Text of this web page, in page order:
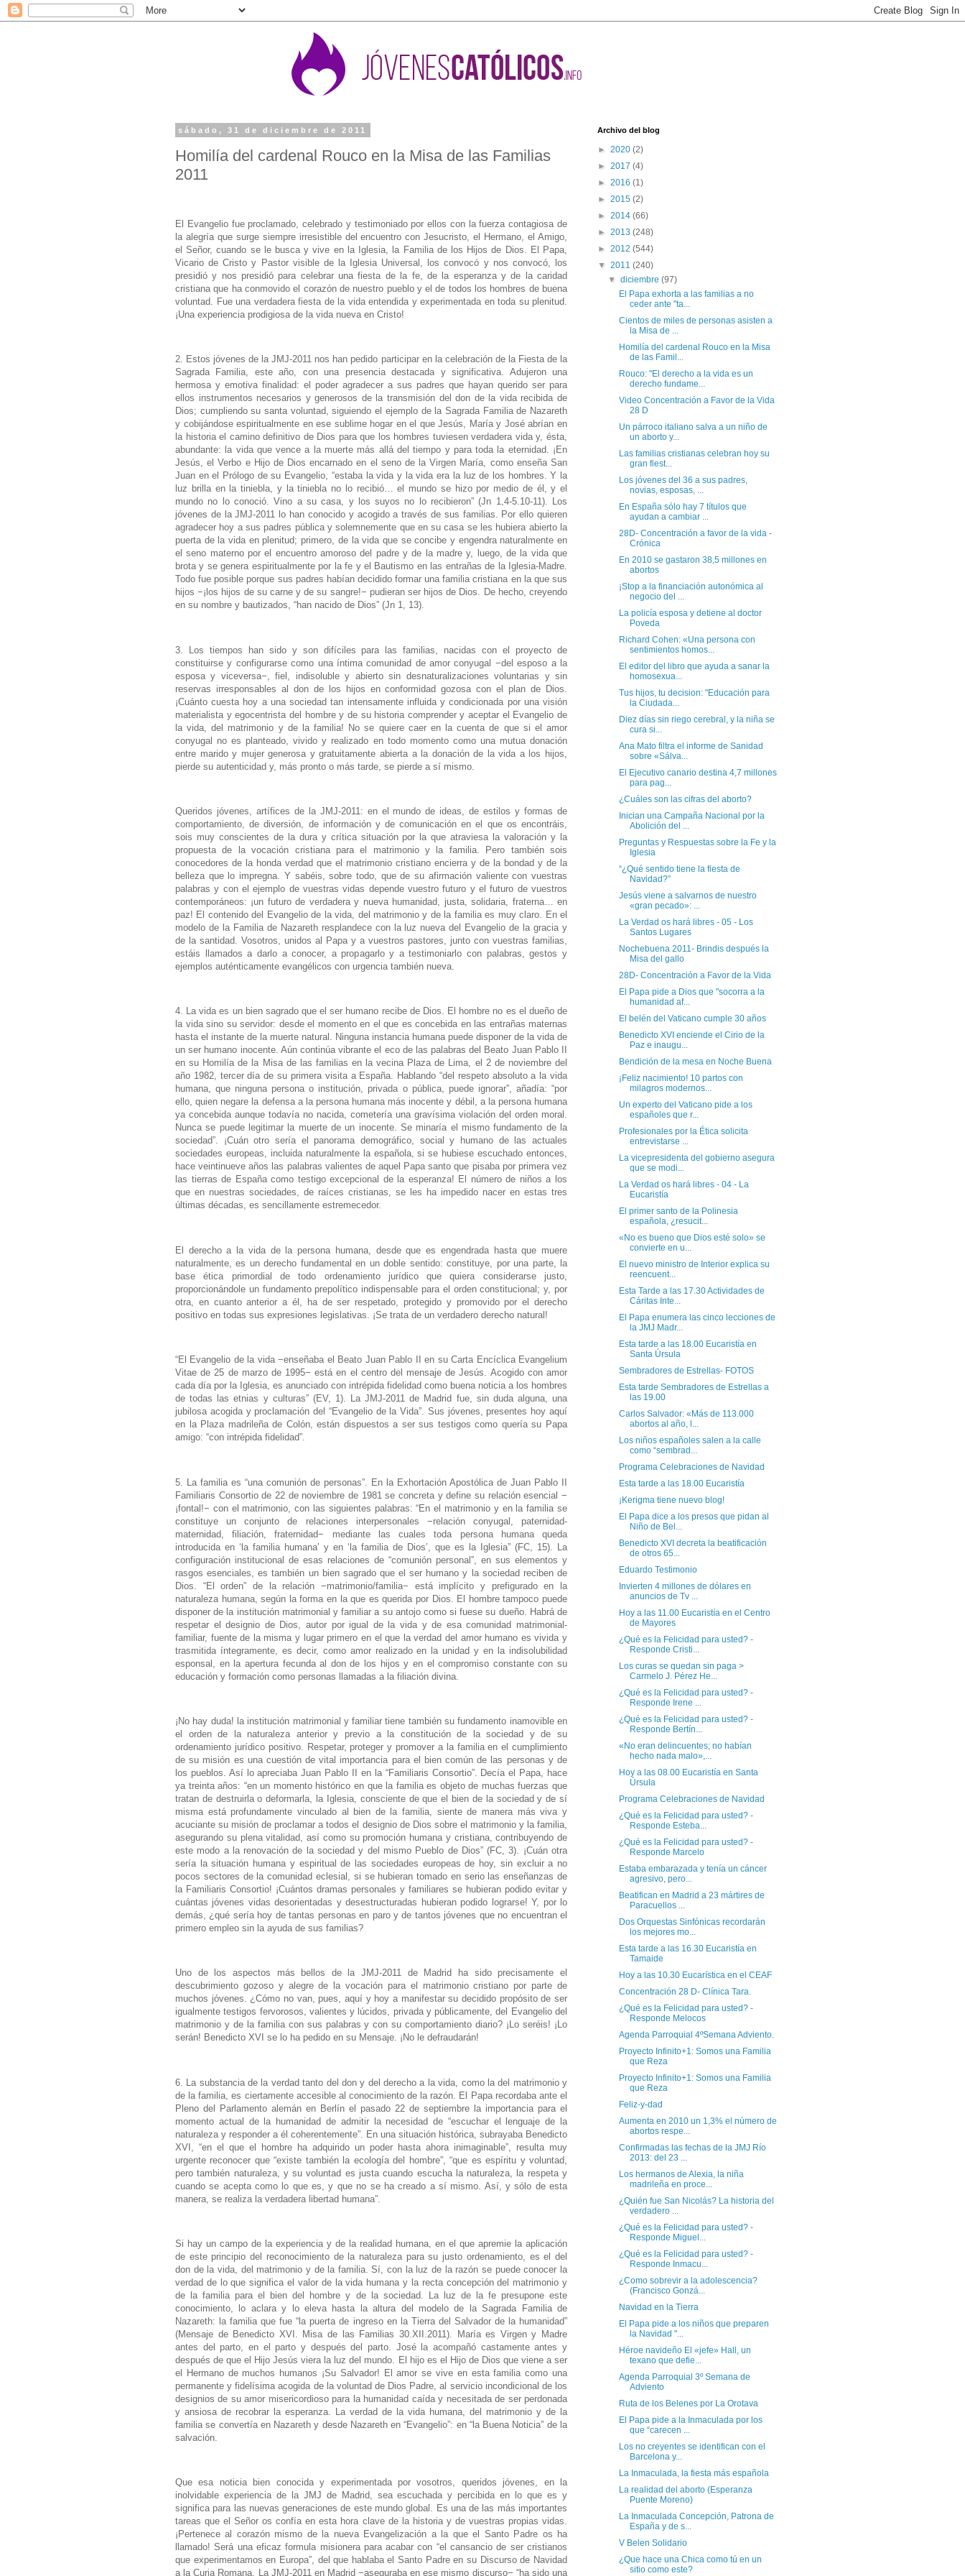
sábado, 31 de diciembre de 2011
Homilía del cardenal Rouco en la Misa de las Familias
2011
El Evangelio fue proclamado, celebrado y testimoniado por ellos con la fuerza contagiosa de
la alegría que surge siempre irresistible del encuentro con Jesucristo, el Hermano, el Amigo,
el Señor, cuando se le busca y vive en la Iglesia, la Familia de los Hijos de Dios. El Papa,
Vicario de Cristo y Pastor visible de la Iglesia Universal, los convocó y nos convocó, los
presidió y nos presidió para celebrar una fiesta de la fe, de la esperanza y de la caridad
cristiana que ha conmovido el corazón de nuestro pueblo y el de todos los hombres de buena
voluntad. Fue una verdadera fiesta de la vida entendida y experimentada en toda su plenitud.
¡Una experiencia prodigiosa de la vida nueva en Cristo!
2. Estos jóvenes de la JMJ-2011 nos han pedido participar en la celebración de la Fiesta de la
Sagrada Familia, este año, con una presencia destacada y significativa. Adujeron una
hermosa y emotiva finalidad: el poder agradecer a sus padres que hayan querido ser para
ellos instrumentos necesarios y generosos de la transmisión del don de la vida recibida de
Dios; cumpliendo su santa voluntad, siguiendo el ejemplo de la Sagrada Familia de Nazareth
y cobijándose espiritualmente en ese sublime hogar en el que Jesús, María y José abrían en
la historia el camino definitivo de Dios para que los hombres tuviesen verdadera vida y, ésta,
abundante: la vida que vence a la muerte más allá del tiempo y para toda la eternidad. ¡En
Jesús, el Verbo e Hijo de Dios encarnado en el seno de la Virgen María, como enseña San
Juan en el Prólogo de su Evangelio, “estaba la vida y la vida era la luz de los hombres. Y la
luz brilla en la tiniebla, y la tiniebla no lo recibió… el mundo se hizo por medio de él, y el
mundo no lo conoció. Vino a su casa, y los suyos no lo recibieron” (Jn 1,4-5.10-11). Los
jóvenes de la JMJ-2011 lo han conocido y acogido a través de sus familias. Por ello quieren
agradecer hoy a sus padres pública y solemnemente que en su casa se les hubiera abierto la
puerta de la vida en plenitud; primero, de la vida que se concibe y engendra naturalmente en
el seno materno por el encuentro amoroso del padre y de la madre y, luego, de la vida que
brota y se genera espiritualmente por la fe y el Bautismo en las entrañas de la Iglesia-Madre.
Todo fue posible porque sus padres habían decidido formar una familia cristiana en la que sus
hijos −¡los hijos de su carne y de su sangre!− pudieran ser hijos de Dios. De hecho, creyendo
en su nombre y bautizados, “han nacido de Dios” (Jn 1, 13).
3. Los tiempos han sido y son difíciles para las familias, nacidas con el proyecto de
constituirse y configurarse como una íntima comunidad de amor conyugal −del esposo a la
esposa y viceversa−, fiel, indisoluble y abierto sin desnaturalizaciones voluntarias y sin
reservas irresponsables al don de los hijos en conformidad gozosa con el plan de Dios.
¡Cuánto cuesta hoy a una sociedad tan intensamente influida y condicionada por una visión
materialista y egocentrista del hombre y de su historia comprender y aceptar el Evangelio de
la vida, del matrimonio y de la familia! No se quiere caer en la cuenta de que si el amor
conyugal no es planteado, vivido y realizado en todo momento como una mutua donación
entre marido y mujer generosa y gratuitamente abierta a la donación de la vida a los hijos,
pierde su autenticidad y, más pronto o más tarde, se pierde a sí mismo.
Queridos jóvenes, artífices de la JMJ-2011: en el mundo de ideas, de estilos y formas de
comportamiento, de diversión, de información y de comunicación en el que os encontráis,
sois muy conscientes de la dura y crítica situación por la que atraviesa la valoración y la
propuesta de la vocación cristiana para el matrimonio y la familia. Pero también sois
conocedores de la honda verdad que el matrimonio cristiano encierra y de la bondad y de la
belleza que lo impregna. Y sabéis, sobre todo, que de su afirmación valiente con vuestras
palabras y con el ejemplo de vuestras vidas depende vuestro futuro y el futuro de vuestros
contemporáneos: ¡un futuro de verdadera y nueva humanidad, justa, solidaria, fraterna… en
paz! El contenido del Evangelio de la vida, del matrimonio y de la familia es muy claro. En el
modelo de la Familia de Nazareth resplandece con la luz nueva del Evangelio de la gracia y
de la santidad. Vosotros, unidos al Papa y a vuestros pastores, junto con vuestras familias,
estáis llamados a darlo a conocer, a propagarlo y a testimoniarlo con palabras, gestos y
ejemplos auténticamente evangélicos con urgencia también nueva.
4. La vida es un bien sagrado que el ser humano recibe de Dios. El hombre no es el dueño de
la vida sino su servidor: desde el momento en el que es concebida en las entrañas maternas
hasta el instante de la muerte natural. Ninguna instancia humana puede disponer de la vida de
un ser humano inocente. Aún continúa vibrante el eco de las palabras del Beato Juan Pablo II
en su Homilía de la Misa de las familias en la vecina Plaza de Lima, el 2 de noviembre del
año 1982, tercer día de su primera visita a España. Hablando “del respeto absoluto a la vida
humana, que ninguna persona o institución, privada o pública, puede ignorar”, añadía: “por
ello, quien negare la defensa a la persona humana más inocente y débil, a la persona humana
ya concebida aunque todavía no nacida, cometería una gravísima violación del orden moral.
Nunca se puede legitimar la muerte de un inocente. Se minaría el mismo fundamento de la
sociedad”. ¡Cuán otro sería el panorama demográfico, social y humano de las actuales
sociedades europeas, incluida naturalmente la española, si se hubiese escuchado entonces,
hace veintinueve años las palabras valientes de aquel Papa santo que pisaba por primera vez
las tierras de España como testigo excepcional de la esperanza! El número de niños a los
que en nuestras sociedades, de raíces cristianas, se les ha impedido nacer en estas tres
últimas décadas, es sencillamente estremecedor.
El derecho a la vida de la persona humana, desde que es engendrada hasta que muere
naturalmente, es un derecho fundamental en un doble sentido: constituye, por una parte, la
base ética primordial de todo ordenamiento jurídico que quiera considerarse justo,
proporcionándole un fundamento prepolítico indispensable para el orden constitucional; y, por
otra, en cuanto anterior a él, ha de ser respetado, protegido y promovido por el derecho
positivo en todas sus expresiones legislativas. ¡Se trata de un verdadero derecho natural!
“El Evangelio de la vida −enseñaba el Beato Juan Pablo II en su Carta Encíclica Evangelium
Vitae de 25 de marzo de 1995− está en el centro del mensaje de Jesús. Acogido con amor
cada día por la Iglesia, es anunciado con intrépida fidelidad como buena noticia a los hombres
de todas las etnias y culturas” (EV, 1). La JMJ-2011 de Madrid fue, sin duda alguna, una
jubilosa acogida y proclamación del “Evangelio de la Vida”. Sus jóvenes, presentes hoy aquí
en la Plaza madrileña de Colón, están dispuestos a ser sus testigos como quería su Papa
amigo: “con intrépida fidelidad”.
5. La familia es “una comunión de personas”. En la Exhortación Apostólica de Juan Pablo II
Familiaris Consortio de 22 de noviembre de 1981 se concreta y define su relación esencial −
¡fontal!− con el matrimonio, con las siguientes palabras: “En el matrimonio y en la familia se
constituye un conjunto de relaciones interpersonales −relación conyugal, paternidad-
maternidad, filiación, fraternidad− mediante las cuales toda persona humana queda
introducida en ‘la familia humana’ y en ‘la familia de Dios’, que es la Iglesia” (FC, 15). La
configuración institucional de esas relaciones de “comunión personal”, en sus elementos y
rasgos esenciales, es también un bien sagrado que el ser humano y la sociedad reciben de
Dios. “El orden” de la relación −matrimonio/familia− está implícito y prefigurado en la
naturaleza humana, según la forma en la que es querida por Dios. El hombre tampoco puede
disponer de la institución matrimonial y familiar a su antojo como si fuese su dueño. Habrá de
respetar el designio de Dios, autor por igual de la vida y de esa comunidad matrimonial-
familiar, fuente de la misma y lugar primero en el que la verdad del amor humano es vivida y
trasmitida íntegramente, es decir, como amor realizado en la unidad y en la indisolubilidad
esponsal, en la apertura fecunda al don de los hijos y en el compromiso constante con su
educación y formación como personas llamadas a la filiación divina.
¡No hay duda! la institución matrimonial y familiar tiene también su fundamento inamovible en
el orden de la naturaleza anterior y previo a la constitución de la sociedad y de su
ordenamiento jurídico positivo. Respetar, proteger y promover a la familia en el cumplimiento
de su misión es una cuestión de vital importancia para el bien común de las personas y de
los pueblos. Así lo apreciaba Juan Pablo II en la “Familiaris Consortio”. Decía el Papa, hace
ya treinta años: “en un momento histórico en que la familia es objeto de muchas fuerzas que
tratan de destruirla o deformarla, la Iglesia, consciente de que el bien de la sociedad y de sí
misma está profundamente vinculado al bien de la familia, siente de manera más viva y
acuciante su misión de proclamar a todos el designio de Dios sobre el matrimonio y la familia,
asegurando su plena vitalidad, así como su promoción humana y cristiana, contribuyendo de
este modo a la renovación de la sociedad y del mismo Pueblo de Dios” (FC, 3). ¡Cuán otra
sería la situación humana y espiritual de las sociedades europeas de hoy, sin excluir a no
pocos sectores de la comunidad eclesial, si se hubieran tomado en serio las enseñanzas de
la Familiaris Consortio! ¡Cuántos dramas personales y familiares se hubieran podido evitar y
cuántas jóvenes vidas desorientadas y desestructuradas hubieran podido lograrse! Y, por lo
demás, ¿qué sería hoy de tantas personas en paro y de tantos jóvenes que no encuentran el
primero empleo sin la ayuda de sus familias?
Uno de los aspectos más bellos de la JMJ-2011 de Madrid ha sido precisamente el
descubrimiento gozoso y alegre de la vocación para el matrimonio cristiano por parte de
muchos jóvenes. ¿Cómo no van, pues, aquí y hoy a manifestar su decidido propósito de ser
igualmente testigos fervorosos, valientes y lúcidos, privada y públicamente, del Evangelio del
matrimonio y de la familia con sus palabras y con su comportamiento diario? ¡Lo seréis! ¡Lo
serán! Benedicto XVI se lo ha pedido en su Mensaje. ¡No le defraudarán!
6. La substancia de la verdad tanto del don y del derecho a la vida, como la del matrimonio y
de la familia, es ciertamente accesible al conocimiento de la razón. El Papa recordaba ante el
Pleno del Parlamento alemán en Berlín el pasado 22 de septiembre la importancia para el
momento actual de la humanidad de admitir la necesidad de “escuchar el lenguaje de la
naturaleza y responder a él coherentemente”. En una situación histórica, subrayaba Benedicto
XVI, “en el que el hombre ha adquirido un poder hasta ahora inimaginable”, resulta muy
urgente reconocer que “existe también la ecología del hombre”, “que es espíritu y voluntad,
pero también naturaleza, y su voluntad es justa cuando escucha la naturaleza, la respeta y
cuando se acepta como lo que es, y que no se ha creado a sí mismo. Así, y sólo de esta
manera, se realiza la verdadera libertad humana”.
Si hay un campo de la experiencia y de la realidad humana, en el que apremie la aplicación
de este principio del reconocimiento de la naturaleza para su justo ordenamiento, es el del
don de la vida, del matrimonio y de la familia. Sí, con la luz de la razón se puede conocer la
verdad de lo que significa el valor de la vida humana y la recta concepción del matrimonio y
de la familia para el bien del hombre y de la sociedad. La luz de la fe presupone este
conocimiento, lo aclara y lo eleva hasta la altura del modelo de la Sagrada Familia de
Nazareth: la familia que fue “la puerta de ingreso en la Tierra del Salvador de la humanidad”
(Mensaje de Benedicto XVI. Misa de las Familias 30.XII.2011). María es Virgen y Madre
antes del parto, en el parto y después del parto. José la acompañó castamente antes y
después de que el Hijo Jesús viera la luz del mundo. El hijo es el Hijo de Dios que viene a ser
el Hermano de muchos humanos ¡Su Salvador! El amor se vive en esta familia como una
permanente y fidelísima acogida de la voluntad de Dios Padre, al servicio incondicional de los
designios de su amor misericordioso para la humanidad caída y necesitada de ser perdonada
y ansiosa de recobrar la esperanza. La verdad de la vida humana, del matrimonio y de la
familia se convertía en Nazareth y desde Nazareth en “Evangelio”: en “la Buena Noticia” de la
salvación.
Que esa noticia bien conocida y experimentada por vosotros, queridos jóvenes, en la
inolvidable experiencia de la JMJ de Madrid, sea escuchada y percibida en lo que es y
significa para las nuevas generaciones de este mundo global. Es una de las más importantes
tareas que el Señor os confía en esta hora clave de la historia y de vuestras propias vidas.
¡Pertenece al corazón mismo de la nueva Evangelización a la que el Santo Padre os ha
llamado! Será una eficaz formula misionera para acabar con “el cansancio de ser cristianos
que experimentamos en Europa”, del que hablaba el Santo Padre en su Discurso de Navidad
a la Curia Romana. La JMJ-2011 en Madrid −aseguraba en ese mismo discurso− “ha sido una
Archivo del blog
► 2020 (2)
► 2017 (4)
► 2016 (1)
► 2015 (2)
► 2014 (66)
► 2013 (248)
► 2012 (544)
▼ 2011 (240)
▼diciembre(97)
El Papa exhorta a las familias a no
ceder ante "ta...
Cientos de miles de personas asisten a
la Misa de ...
Homilía del cardenal Rouco en la Misa
de las Famil...
Rouco: "El derecho a la vida es un
derecho fundame...
Video Concentración a Favor de la Vida
28 D
Un párroco italiano salva a un niño de
un aborto y...
Las familias cristianas celebran hoy su
gran fiest...
Los jóvenes del 36 a sus padres,
novias, esposas, ...
En España sólo hay 7 títulos que
ayudan a cambiar ...
28D- Concentración a favor de la vida -
Crónica
En 2010 se gastaron 38,5 millones en
abortos
¡Stop a la financiación autonómica al
negocio del ...
La policía esposa y detiene al doctor
Poveda
Richard Cohen: «Una persona con
sentimientos homos...
El editor del libro que ayuda a sanar la
homosexua...
Tus hijos, tu decision: "Educación para
la Ciudada...
Diez días sin riego cerebral, y la niña se
cura si...
Ana Mato filtra el informe de Sanidad
sobre «Sálva...
El Ejecutivo canario destina 4,7 millones
para pag...
¿Cuáles son las cifras del aborto?
Inician una Campaña Nacional por la
Abolición del ...
Preguntas y Respuestas sobre la Fe y la
Iglesia
“¿Qué sentido tiene la fiesta de
Navidad?”
Jesús viene a salvarnos de nuestro
«gran pecado»: ...
La Verdad os hará libres - 05 - Los
Santos Lugares
Nochebuena 2011- Brindis después la
Misa del gallo
28D- Concentración a Favor de la Vida
El Papa pide a Dios que "socorra a la
humanidad af...
El belén del Vaticano cumple 30 años
Benedicto XVI enciende el Cirio de la
Paz e inaugu...
Bendición de la mesa en Noche Buena
¡Feliz nacimiento! 10 partos con
milagros modernos...
Un experto del Vaticano pide a los
españoles que r...
Profesionales por la Ética solicita
entrevistarse ...
La vicepresidenta del gobierno asegura
que se modi...
La Verdad os hará libres - 04 - La
Eucaristía
El primer santo de la Polinesia
española, ¿resucit...
«No es bueno que Dios esté solo» se
convierte en u...
El nuevo ministro de Interior explica su
reencuent...
Esta Tarde a las 17.30 Actividades de
Cáritas Inte...
El Papa enumera las cinco lecciones de
la JMJ Madr...
Esta tarde a las 18.00 Eucaristía en
Santa Úrsula
Sembradores de Estrellas- FOTOS
Esta tarde Sembradores de Estrellas a
las 19.00
Carlos Salvador: «Más de 113.000
abortos al año, l...
Los niños españoles salen a la calle
como “sembrad...
Programa Celebraciones de Navidad
Esta tarde a las 18.00 Eucaristía
¡Kerigma tiene nuevo blog!
El Papa dice a los presos que pidan al
Niño de Bel...
Benedicto XVI decreta la beatificación
de otros 65...
Eduardo Testimonio
Invierten 4 millones de dólares en
anuncios de Tv ...
Hoy a las 11.00 Eucaristía en el Centro
de Mayores
¿Qué es la Felicidad para usted? -
Responde Cristi...
Los curas se quedan sin paga >
Carmelo J. Pérez He...
¿Qué es la Felicidad para usted? -
Responde Irene ...
¿Qué es la Felicidad para usted? -
Responde Bertín...
«No eran delincuentes; no habían
hecho nada malo»,...
Hoy a las 08.00 Eucaristía en Santa
Úrsula
Programa Celebraciones de Navidad
¿Qué es la Felicidad para usted? -
Responde Esteba...
¿Qué es la Felicidad para usted? -
Responde Marcelo
Estaba embarazada y tenía un cáncer
agresivo, pero...
Beatifican en Madrid a 23 mártires de
Paracuellos ...
Dos Orquestas Sinfónicas recordarán
los mejores mo...
Esta tarde a las 16.30 Eucaristía en
Tamaide
Hoy a las 10.30 Eucarística en el CEAF
Concentración 28 D- Clínica Tara.
¿Qué es la Felicidad para usted? -
Responde Melocos
Agenda Parroquial 4ºSemana Adviento.
Proyecto Infinito+1: Somos una Familia
que Reza
Proyecto Infinito+1: Somos una Familia
que Reza
Feliz-y-dad
Aumenta en 2010 un 1,3% el número de
abortos respe...
Confirmadas las fechas de la JMJ Río
2013: del 23 ...
Los hermanos de Alexia, la niña
madrileña en proce...
¿Quién fue San Nicolás? La historia del
verdadero ...
¿Qué es la Felicidad para usted? -
Responde Miguel...
¿Qué es la Felicidad para usted? -
Responde Inmacu...
¿Como sobrevir a la adolescencia?
(Francisco Gonzá...
Navidad en la Tierra
El Papa pide a los niños que preparen
la Navidad "...
Héroe navideño El «jefe» Hall, un
texano que defie...
Agenda Parroquial 3º Semana de
Adviento
Ruta de los Belenes por La Orotava
El Papa pide a la Inmaculada por los
que “carecen ...
Los no creyentes se identifican con el
Barcelona y...
La Inmaculada, la fiesta más española
La realidad del aborto (Esperanza
Puente Moreno)
La Inmaculada Concepción, Patrona de
España y de s...
V Belen Solidario
¿Que hace una Chica como tú en un
sitio como este?